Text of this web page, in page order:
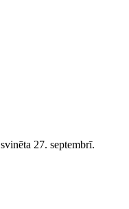
27. septembrī.